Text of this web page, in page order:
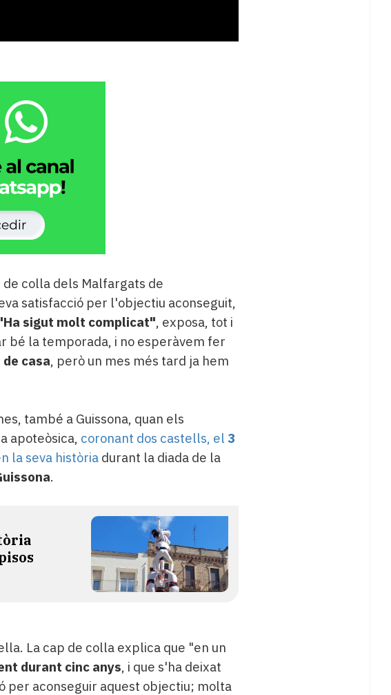
de colla dels Malfargats de
satisfacció per l'objectiu aconseguit,
sigut molt complicat", exposa, tot i
bé la temporada, i no esperàvem fer
casa, però un mes més tard ja hem
també a Guissona, quan els
apoteòsica, coronant dos castells, el 3
la seva històriadurant la diada de la
.
La cap de colla explica que "en un
durant cinc anys, i que s'ha deixat
per aconseguir aquest objectiu; molta